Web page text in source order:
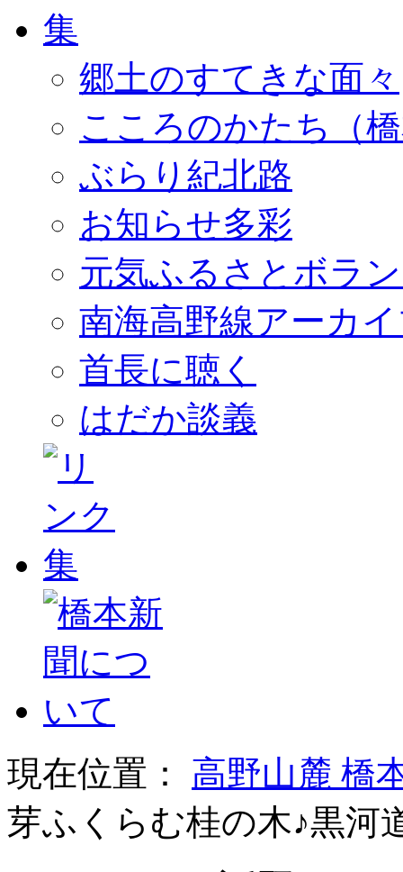
郷土のすてきな面々
こころのかたち（
ぶらり紀北路
お知らせ多彩
元気ふるさとボラ
南海高野線アーカ
首長に聴く
はだか談義
現在位置： 高野山麓 橋
芽ふくらむ桂の木♪黒河